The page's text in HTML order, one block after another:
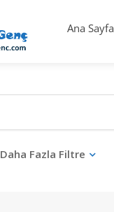
Ana Sayfa
Daha Fazla Filtre